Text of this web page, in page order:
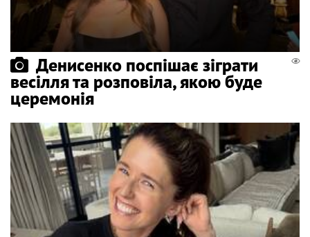
Денисенко поспішає зіграти
весілля та розповіла, якою буде
церемонія